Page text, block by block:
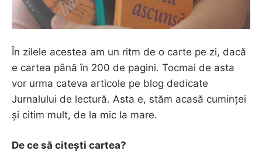
În zilele acestea am un ritm de o carte pe zi, dacă
e cartea până în 200 de pagini. Tocmai de asta
vor urma cateva articole pe blog dedicate
Jurnalului de lectură. Asta e, stăm acasă cuminței
și citim mult, de la mic la mare.
De ce să citești cartea?